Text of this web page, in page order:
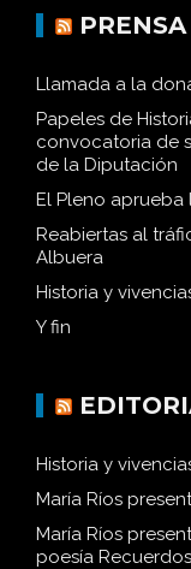
Llamada a la
Papeles de
convocatoria de
de la Diputación
El Pleno
Reabiertas al
Albuera
Historia y
Y fin
Historia y
María Ríos
María Ríos
poesía Recuerdos